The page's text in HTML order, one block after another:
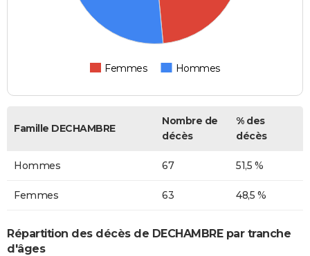
Femmes Hommes
Famille DECHAMBRE
Nombre de
décès
% des
décès
Hommes 67 51,5 %
Femmes 63 48,5 %
Répartition des décès de DECHAMBRE par tranche
d'âges